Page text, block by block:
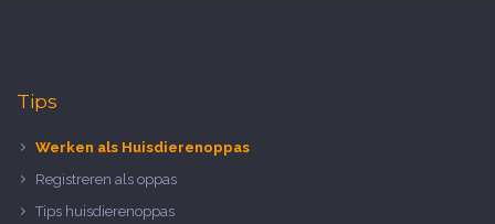
Tips
Werken als Huisdierenoppas
Registreren als oppas
Tips huisdierenoppas